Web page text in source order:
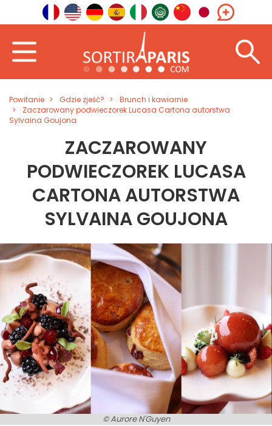
Powitanie Gdzie zjeść?
Brunch i kawiarnie
Zaczarowany podwieczorek Lucasa Cartona autorstwa
Sylvaina Goujona
ZACZAROWANY
PODWIECZOREK LUCASA
CARTONA AUTORSTWA
SYLVAINA GOUJONA
© Aurore N'Guyen